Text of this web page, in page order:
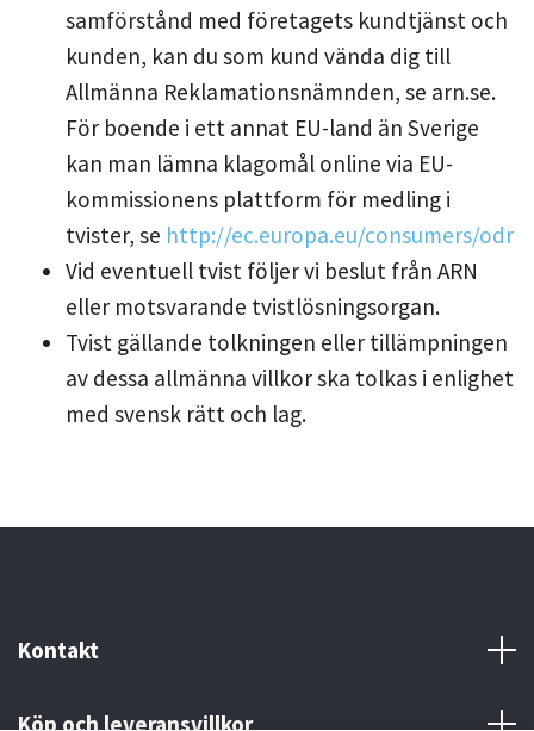
samförstånd med företagets kundtjänst och
kunden, kan du som kund vända dig till
Allmänna Reklamationsnämnden, se arn.se.
För boende i ett annat EU-land än Sverige
kan man lämna klagomål online via EU-
kommissionens plattform för medling i
tvister, se http://ec.europa.eu/consumers/odr
Vid eventuell tvist följer vi beslut från ARN
eller motsvarande tvistlösningsorgan.
Tvist gällande tolkningen eller tillämpningen
av dessa allmänna villkor ska tolkas i enlighet
med svensk rätt och lag.
Kontakt
Köp och leveransvillkor